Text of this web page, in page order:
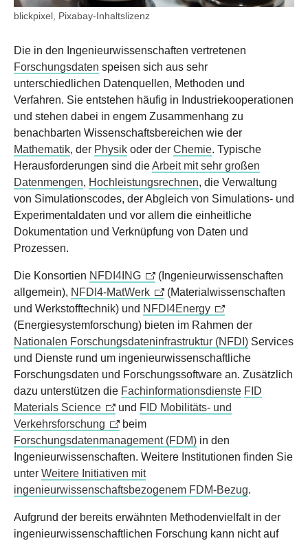
blickpixel, Pixabay-Inhaltslizenz
Die in den Ingenieurwissenschaften vertretenen
Forschungsdaten speisen sich aus sehr
unterschiedlichen Datenquellen, Methoden und
Verfahren. Sie entstehen häufig in Industriekooperationen
und stehen dabei in engem Zusammenhang zu
benachbarten Wissenschaftsbereichen wie der
Mathematik, der Physik oder der Chemie. Typische
Herausforderungen sind dieArbeit mit sehr großen
Datenmengen, Hochleistungsrechnen, die Verwaltung
von Simulationscodes, der Abgleich von Simulations- und
Experimentaldaten und vor allem die einheitliche
Dokumentation und Verknüpfung von Daten und
Prozessen.
Die Konsortien NFDI4ING
(Ingenieurwissenschaften
allgemein), NFDI4-MatWerk
(Materialwissenschaften
und Werkstofftechnik) und NFDI4Energy
(Energiesystemforschung) bieten im Rahmen der
Nationalen Forschungsdateninfrastruktur (NFDI) Services
und Dienste rund um ingenieurwissenschaftliche
Forschungsdaten und Forschungssoftware an. Zusätzlich
dazu unterstützen die Fachinformationsdienste FID
Materials Science
und FID Mobilitäts- und
Verkehrsforschung
beim
Forschungsdatenmanagement (FDM) in den
Ingenieurwissenschaften. Weitere Institutionen finden Sie
unter Weitere Initiativen mit
ingenieurwissenschaftsbezogenem FDM-Bezug.
Aufgrund der bereits erwähnten Methodenvielfalt in der
ingenieurwissenschaftlichen Forschung kann nicht auf